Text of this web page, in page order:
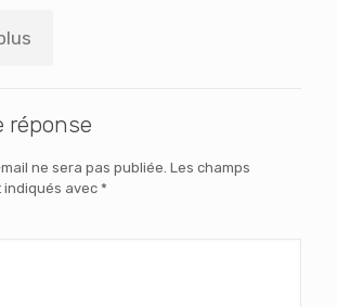
réponse
ne sera pas publiée. Les champs
avec *